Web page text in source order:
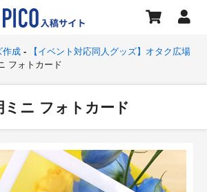
作成
【イベント対応同人グッズ】オタク広場
フォトカード
ミニ フォトカード